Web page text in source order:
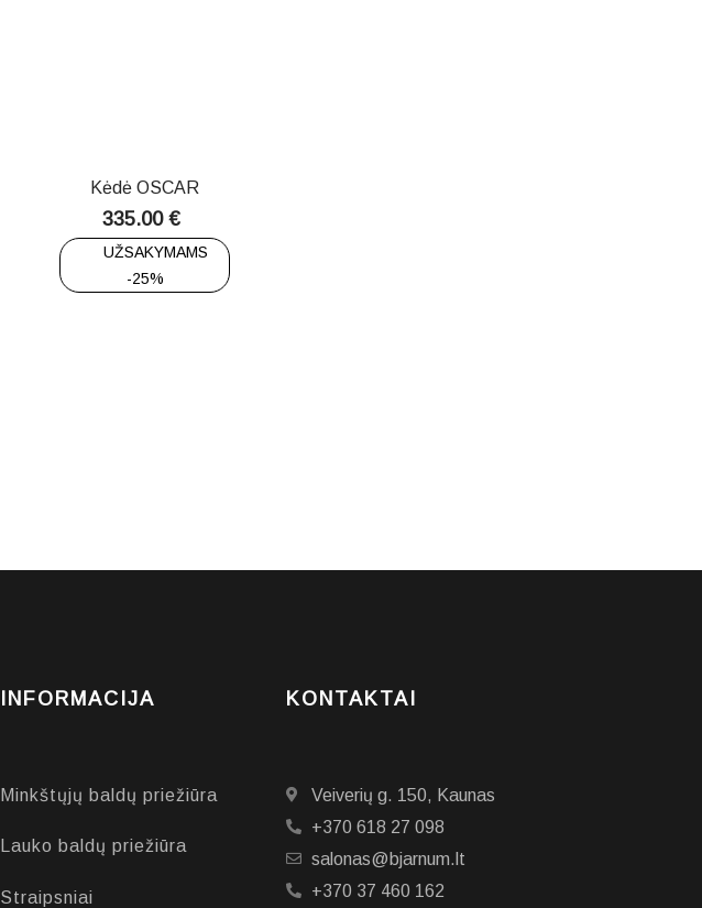
Kėdė OSCAR
335.00 €
UŽSAKYMAMS
-25%
INFORMACIJA
Minkštųjų baldų priežiūra
Lauko baldų priežiūra
Straipsniai
KONTAKTAI
Veiverių g. 150, Kaunas
+370 618 27 098
salonas@bjarnum.lt
+370 37 460 162